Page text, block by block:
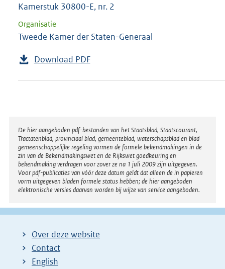
Kamerstuk 30800-E, nr. 2
Organisatie
Tweede Kamer der Staten-Generaal
Download PDF
Disclaimer
De hier aangeboden pdf-bestanden van het Staatsblad, Staatscourant,
Tractatenblad, provinciaal blad, gemeenteblad, waterschapsblad en blad
gemeenschappelijke regeling vormen de formele bekendmakingen in de
zin van de Bekendmakingswet en de Rijkswet goedkeuring en
bekendmaking verdragen voor zover ze na 1 juli 2009 zijn uitgegeven.
Voor pdf-publicaties van vóór deze datum geldt dat alleen de in papieren
vorm uitgegeven bladen formele status hebben; de hier aangeboden
elektronische versies daarvan worden bij wijze van service aangeboden.
Over deze website
Contact
English